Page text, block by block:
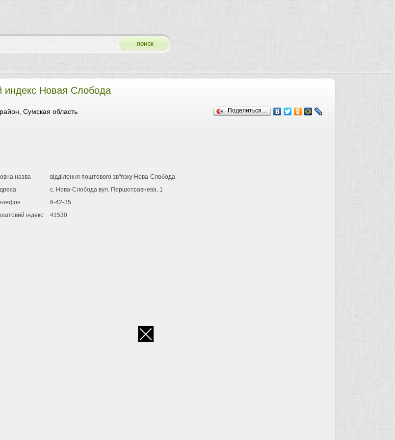
индекс Новая Слобода
Поделиться…
Сумская область
назва
відділення поштового зв"язку Нова-Слобода
с. Нова-Слобода вул. Першотравнева, 1
6-42-35
індекс
41530